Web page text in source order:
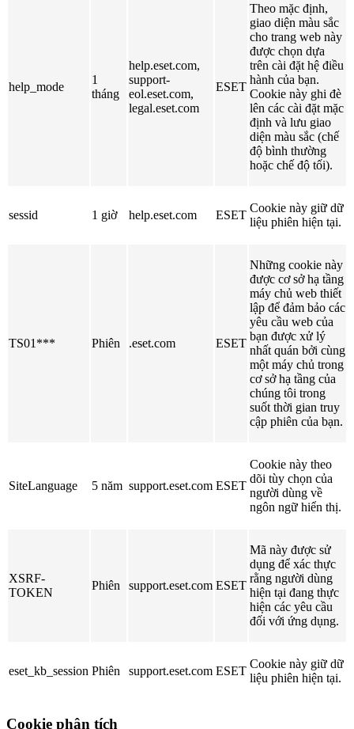
help_mode
1
tháng
help.eset.com,
support-
eol.eset.com,
legal.eset.com
ESET
Theo mặc định,
giao diện màu sắc
cho trang web này
được chọn dựa
trên cài đặt hệ điều
hành của bạn.
Cookie này ghi đè
lên các cài đặt mặc
định và lưu giao
diện màu sắc (chế
độ bình thường
hoặc chế độ tối).
sessid 1 giờ help.eset.com ESET
Cookie này giữ dữ
liệu phiên hiện tại.
TS01*** Phiên .eset.com ESET
Những cookie này
được cơ sở hạ tầng
máy chủ web thiết
lập để đảm bảo các
yêu cầu web của
bạn được xử lý
nhất quán bởi cùng
một máy chủ trong
cơ sở hạ tầng của
chúng tôi trong
suốt thời gian truy
cập phiên của bạn.
SiteLanguage 5 năm support.eset.com ESET
Cookie này theo
dõi tùy chọn của
người dùng về
ngôn ngữ hiển thị.
XSRF-
TOKEN
Phiên support.eset.com ESET
Mã này được sử
dụng để xác thực
rằng người dùng
hiện tại đang thực
hiện các yêu cầu
đối với ứng dụng.
eset_kb_session Phiên support.eset.com ESET
Cookie này giữ dữ
liệu phiên hiện tại.
Cookie phân tích